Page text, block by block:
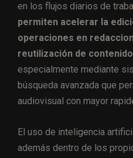
en los flujos diarios de
permiten acelerar la
operaciones en
reutilización de
especialmente mediante
búsqueda avanzada que
audiovisual con mayor
El uso de inteligencia
además dentro de los